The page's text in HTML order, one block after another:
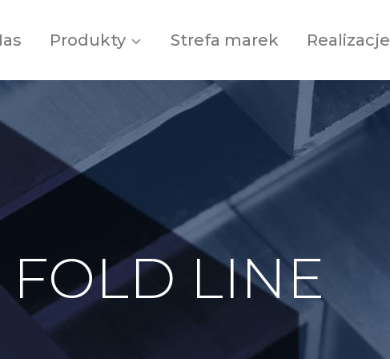
Produkty Strefa marek Realizacje
LINE